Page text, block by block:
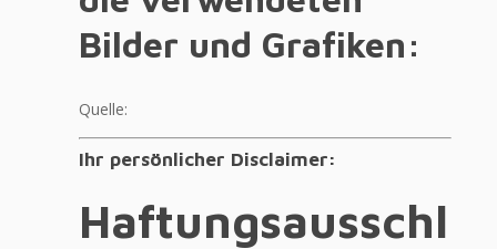
Bilder und Grafiken:
Quelle:
Ihr persönlicher Disclaimer:
Haftungsausschl